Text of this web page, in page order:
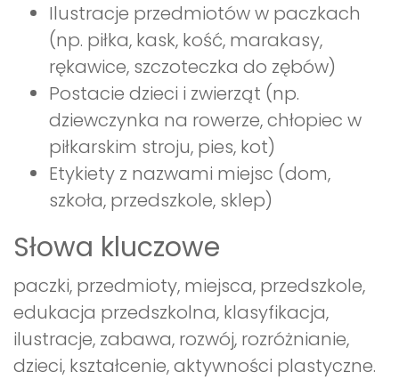
Ilustracje przedmiotów w paczkach
(np. piłka, kask, kość, marakasy,
rękawice, szczoteczka do zębów)
Postacie dzieci i zwierząt (np.
dziewczynka na rowerze, chłopiec w
piłkarskim stroju, pies, kot)
Etykiety z nazwami miejsc (dom,
szkoła, przedszkole, sklep)
Słowa kluczowe
paczki, przedmioty, miejsca, przedszkole,
edukacja przedszkolna, klasyfikacja,
ilustracje, zabawa, rozwój, rozróżnianie,
dzieci, kształcenie, aktywności plastyczne.